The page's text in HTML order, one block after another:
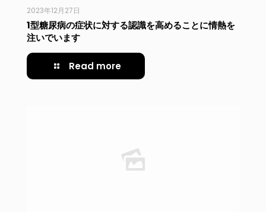
2023年12月27日
1型糖尿病の症状に対する認識を高めることに情熱を
注いでいます
Read more